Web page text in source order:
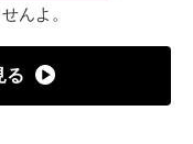
んよ。
る